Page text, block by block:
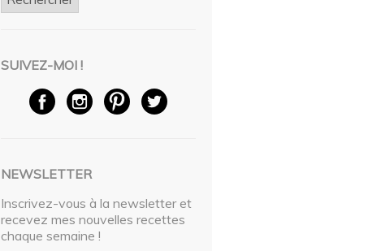
SUIVEZ-MOI !
NEWSLETTER
Inscrivez-vous à la newsletter et
recevez mes nouvelles recettes
chaque semaine !